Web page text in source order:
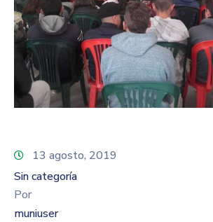
13 agosto, 2019
Sin categoría
Por
muniuser